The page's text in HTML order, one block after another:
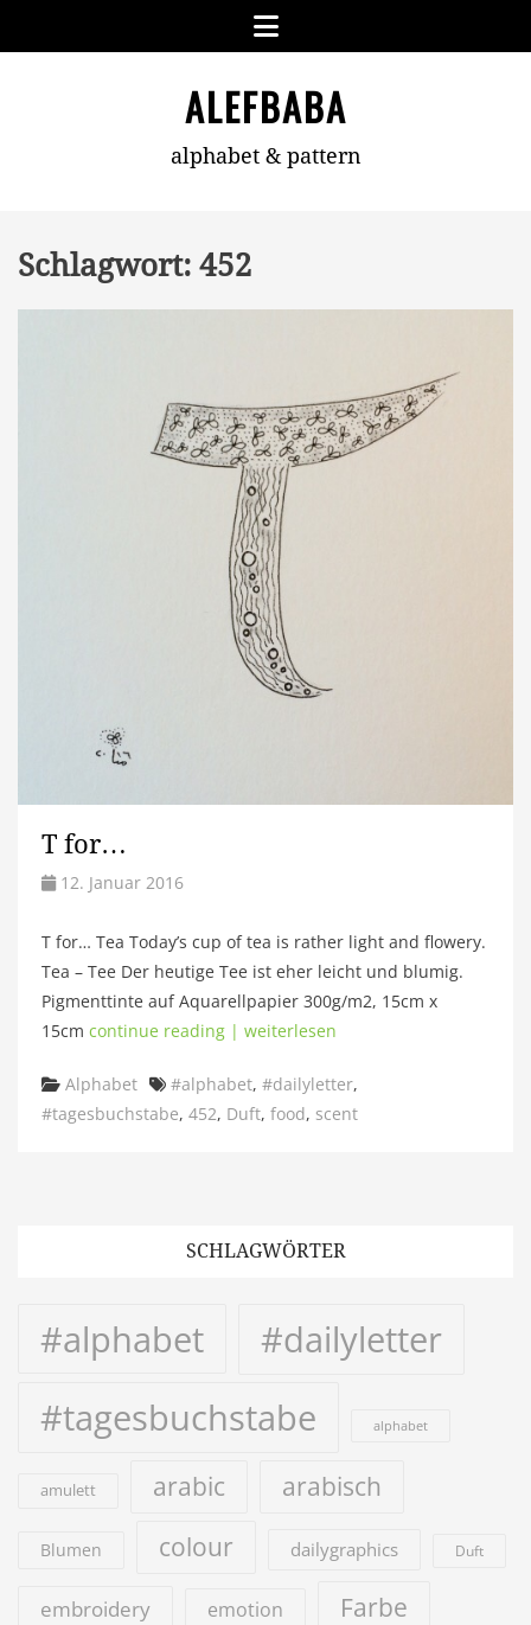
Menu
ALEFBABA
alphabet & pattern
Schlagwort: 452
T for…
12. Januar 2016
T for… Tea Today’s cup of tea is rather light and flowery.
Tea – Tee Der heutige Tee ist eher leicht und blumig.
Pigmenttinte auf Aquarellpapier 300g/m2, 15cm x
15cm continue reading | weiterlesen
Categories
Alphabet Tags
#alphabet, #dailyletter,
#tagesbuchstabe, 452, Duft, food, scent
SCHLAGWÖRTER
#alphabet
#dailyletter
#tagesbuchstabe
alphabet
amulett arabic arabisch
Blumen colour dailygraphics Duft
embroidery emotion Farbe